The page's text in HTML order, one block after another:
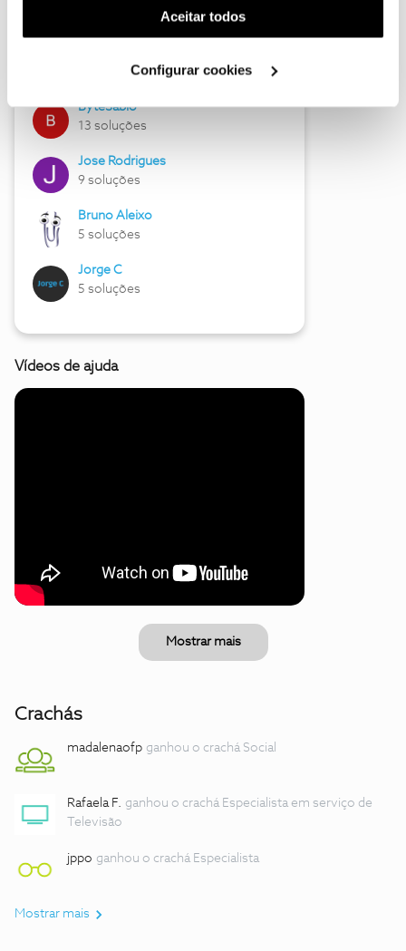
(cookies de publicidade personalizada). Pode gerir a
utilização dos cookies clicando em "Configurar
Aceitar todos
Configurar cookies
Hall of Fame de julho
17 soluções
ByteSábio
13 soluções
Jose Rodrigues
9 soluções
Bruno Aleixo
5 soluções
Jorge C
5 soluções
Vídeos de ajuda
Mostrar mais
Crachás
madalenaofp ganhou o crachá Social
Rafaela F. ganhou o crachá Especialista em serviço de
Televisão
jppo ganhou o crachá Especialista
Mostrar mais